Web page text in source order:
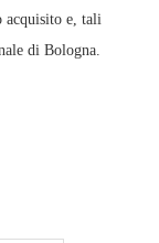
acquisito e, tali
di Bologna.